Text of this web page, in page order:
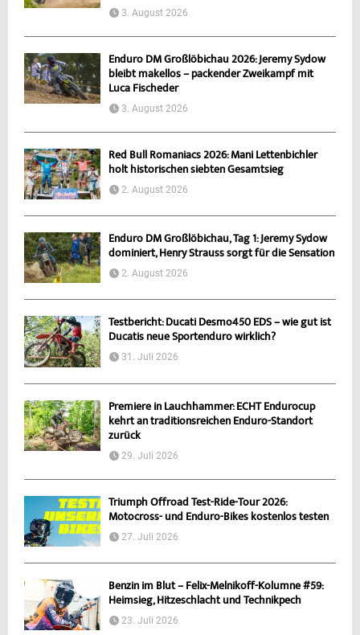
3. August 2026
Enduro DM Großlöbichau 2026: Jeremy Sydow
bleibt makellos – packender Zweikampf mit
Luca Fischeder
3. August 2026
Red Bull Romaniacs 2026: Mani Lettenbichler
holt historischen siebten Gesamtsieg
2. August 2026
Enduro DM Großlöbichau, Tag 1: Jeremy Sydow
dominiert, Henry Strauss sorgt für die Sensation
2. August 2026
Testbericht: Ducati Desmo450 EDS – wie gut ist
Ducatis neue Sportenduro wirklich?
31. Juli 2026
Premiere in Lauchhammer: ECHT Endurocup
kehrt an traditionsreichen Enduro-Standort
zurück
29. Juli 2026
Triumph Offroad Test-Ride-Tour 2026:
Motocross- und Enduro-Bikes kostenlos testen
27. Juli 2026
Benzin im Blut – Felix-Melnikoff-Kolumne #59:
Heimsieg, Hitzeschlacht und Technikpech
23. Juli 2026